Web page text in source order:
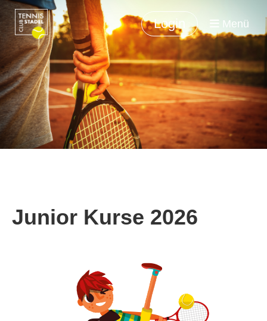
Login Menü
Junior Kurse 2026